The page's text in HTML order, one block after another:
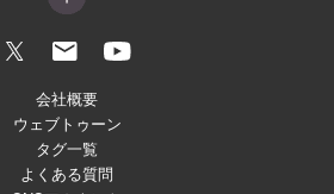
会社概要
ウェブトゥーン
タグ一覧
よくある質問